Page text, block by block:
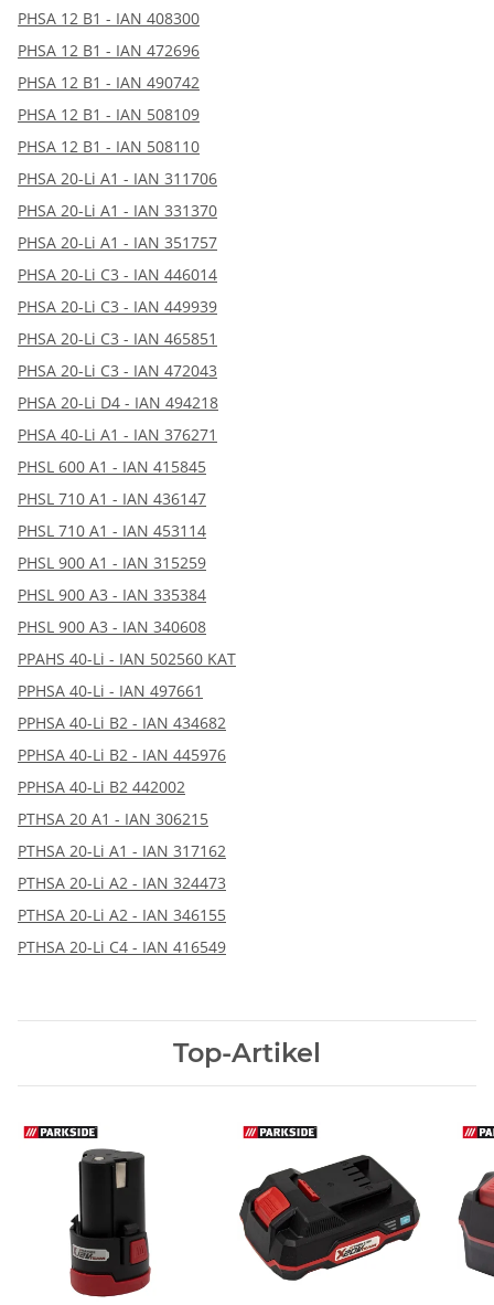
PHSA 12 B1 - IAN 408300
PHSA 12 B1 - IAN 472696
PHSA 12 B1 - IAN 490742
PHSA 12 B1 - IAN 508109
PHSA 12 B1 - IAN 508110
PHSA 20-Li A1 - IAN 311706
PHSA 20-Li A1 - IAN 331370
PHSA 20-Li A1 - IAN 351757
PHSA 20-Li C3 - IAN 446014
PHSA 20-Li C3 - IAN 449939
PHSA 20-Li C3 - IAN 465851
PHSA 20-Li C3 - IAN 472043
PHSA 20-Li D4 - IAN 494218
PHSA 40-Li A1 - IAN 376271
PHSL 600 A1 - IAN 415845
PHSL 710 A1 - IAN 436147
PHSL 710 A1 - IAN 453114
PHSL 900 A1 - IAN 315259
PHSL 900 A3 - IAN 335384
PHSL 900 A3 - IAN 340608
PPAHS 40-Li - IAN 502560 KAT
PPHSA 40-Li - IAN 497661
PPHSA 40-Li B2 - IAN 434682
PPHSA 40-Li B2 - IAN 445976
PPHSA 40-Li B2 442002
PTHSA 20 A1 - IAN 306215
PTHSA 20-Li A1 - IAN 317162
PTHSA 20-Li A2 - IAN 324473
PTHSA 20-Li A2 - IAN 346155
PTHSA 20-Li C4 - IAN 416549
Top-Artikel